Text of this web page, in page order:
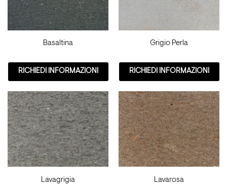
Basaltina
RICHIEDI INFORMAZIONI
Grigio Perla
RICHIEDI INFORMAZIONI
Lavagrigia Lavarosa